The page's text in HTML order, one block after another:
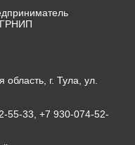
г. Тула, ул.
55-33, +7 930-074-52-